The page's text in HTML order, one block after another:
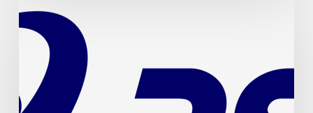
Expo
verwelkomt….